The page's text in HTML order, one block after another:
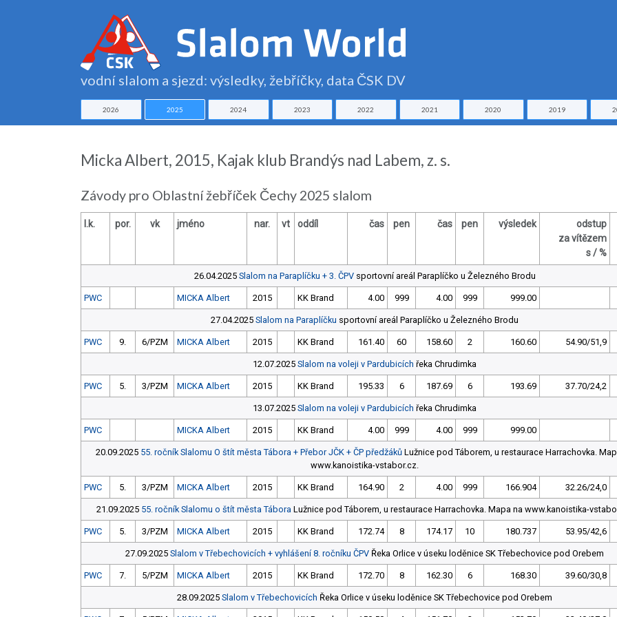
vodní slalom a sjezd: výsledky, žebříčky, data ČSK DV
2026 2025 2024 2023 2022 2021 2020 2019
Micka Albert, 2015, Kajak klub Brandýs nad Labem, z. s.
Závody pro Oblastní žebříček Čechy 2025 slalom
l.k. por. vk jméno nar. vt oddíl čas pen čas pen výsledek
odstup
za vítězem
s / %
26.04.2025 Slalom na Paraplíčku + 3. ČPVsportovní areál Paraplíčko u Železného Brodu
PWC MICKA Albert 2015 KK Brand 4.00 999 4.00 999 999.00
27.04.2025 Slalom na Paraplíčku sportovní areál Paraplíčko u Železného Brodu
PWC 9. 6/PZM MICKA Albert 2015 KK Brand 161.40 60 158.60 2 160.60 54.90/51,9
12.07.2025 Slalom na voleji v Pardubicích řeka Chrudimka
PWC 5. 3/PZM MICKA Albert 2015 KK Brand 195.33 6 187.69 6 193.69 37.70/24,2
13.07.2025 Slalom na voleji v Pardubicích řeka Chrudimka
PWC MICKA Albert 2015 KK Brand 4.00 999 4.00 999 999.00
20.09.2025 55. ročník Slalomu O štít města Tábora + Přebor JČK + ČP předžáků Lužnice pod Táborem, u restaurace Harrachovka.
www.kanoistika-vstabor.cz.
PWC 5. 3/PZM MICKA Albert 2015 KK Brand 164.90 2 4.00 999 166.904 32.26/24,0
21.09.2025 55. ročník Slalomu o štít města Tábora Lužnice pod Táborem, u restaurace Harrachovka. Mapa na www.kanoistika-
PWC 5. 3/PZM MICKA Albert 2015 KK Brand 172.74 8 174.17 10 180.737 53.95/42,6
27.09.2025 Slalom v Třebechovicích + vyhlášení 8. ročníku ČPV Řeka Orlice v úseku loděnice SK Třebechovice pod Orebem
PWC 7. 5/PZM MICKA Albert 2015 KK Brand 172.70 8 162.30 6 168.30 39.60/30,8
28.09.2025 Slalom v Třebechovicích Řeka Orlice v úseku loděnice SK Třebechovice pod Orebem